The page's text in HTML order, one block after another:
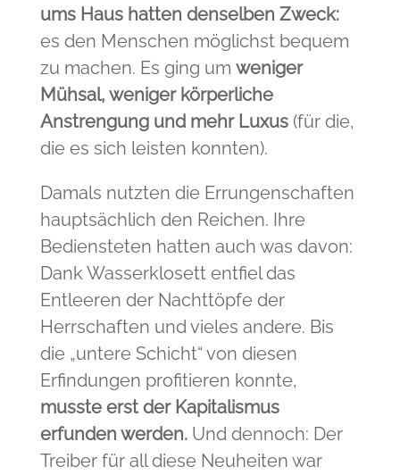
ums Haus hatten denselben Zweck:
es den Menschen möglichst bequem
zu machen. Es ging um weniger
Mühsal, weniger körperliche
Anstrengung und mehr Luxus(für die,
die es sich leisten konnten).
Damals nutzten die Errungenschaften
hauptsächlich den Reichen. Ihre
Bediensteten hatten auch was davon:
Dank Wasserklosett entfiel das
Entleeren der Nachttöpfe der
Herrschaften und vieles andere. Bis
die „untere Schicht“ von diesen
Erfindungen profitieren konnte,
musste erst der Kapitalismus
erfunden werden.Und dennoch: Der
Treiber für all diese Neuheiten war